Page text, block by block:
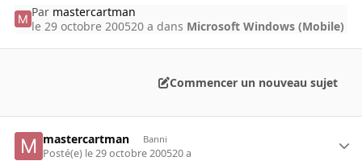
Par mastercartman
le 29 octobre 200520 a dans Microsoft Windows (Mobile)
Commencer un nouveau sujet
mastercartman Banni
Posté(e) le 29 octobre 200520 a